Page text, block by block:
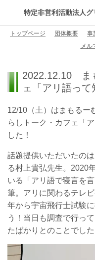
特定非営利活動法人
トップページ 団体概要 事
メル
2022.12.10 ま
ェ「アリ語って
12/10（土）はまもるー
らしトーク・カフェ「
した！
話題提供いただいたの
る村上貴弘先生。2020
いる「アリ語で寝言を
筆。アリに関わるテレ
年から宇宙飛行士試験
う！当日も調査で行っ
たばかりとのことでした